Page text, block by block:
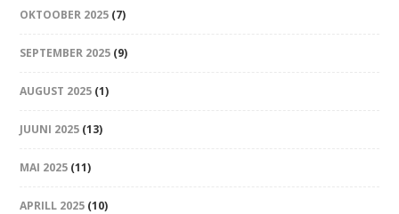
OKTOOBER 2025 (7)
SEPTEMBER 2025 (9)
AUGUST 2025 (1)
JUUNI 2025 (13)
MAI 2025 (11)
APRILL 2025 (10)